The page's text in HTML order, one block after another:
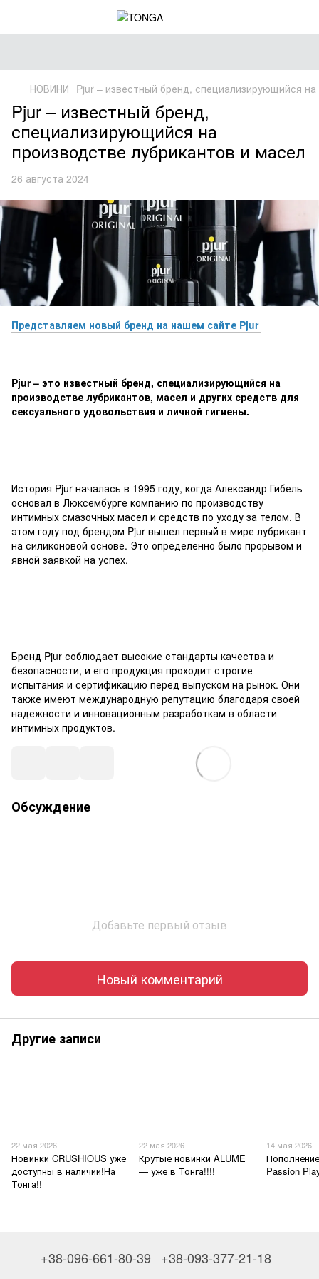
НОВИНИ Pjur – известный бренд, специализирующийся
Pjur – известный бренд,
специализирующийся на
производстве лубрикантов и масел
26 августа 2024
Представляем новый бренд на нашем сайте Pjur
Pjur – это известный бренд, специализирующийся на
производстве лубрикантов, масел и других средств для
сексуального удовольствия и личной гигиены.
История Pjur началась в 1995 году, когда Александр Гибель
основал в Люксембурге компанию по производству
интимных смазочных масел и средств по уходу за телом. В
этом году под брендом Pjur вышел первый в мире лубрикант
на силиконовой основе. Это определенно было прорывом и
явной заявкой на успех.
Бренд Pjur соблюдает высокие стандарты качества и
безопасности, и его продукция проходит строгие
испытания и сертификацию перед выпуском на рынок. Они
также имеют международную репутацию благодаря своей
надежности и инновационным разработкам в области
интимных продуктов.
Обсуждение
Добавьте первый отзыв
Новый комментарий
Другие записи
22 мая 2026
Новинки CRUSHIOUS уже
доступны в наличии!На
Тонга!!
22 мая 2026
Крутые новинки ALUME
— уже в Тонга!!!!
14 мая 2026
Passion
+38-096-661-80-39 +38-093-377-21-18